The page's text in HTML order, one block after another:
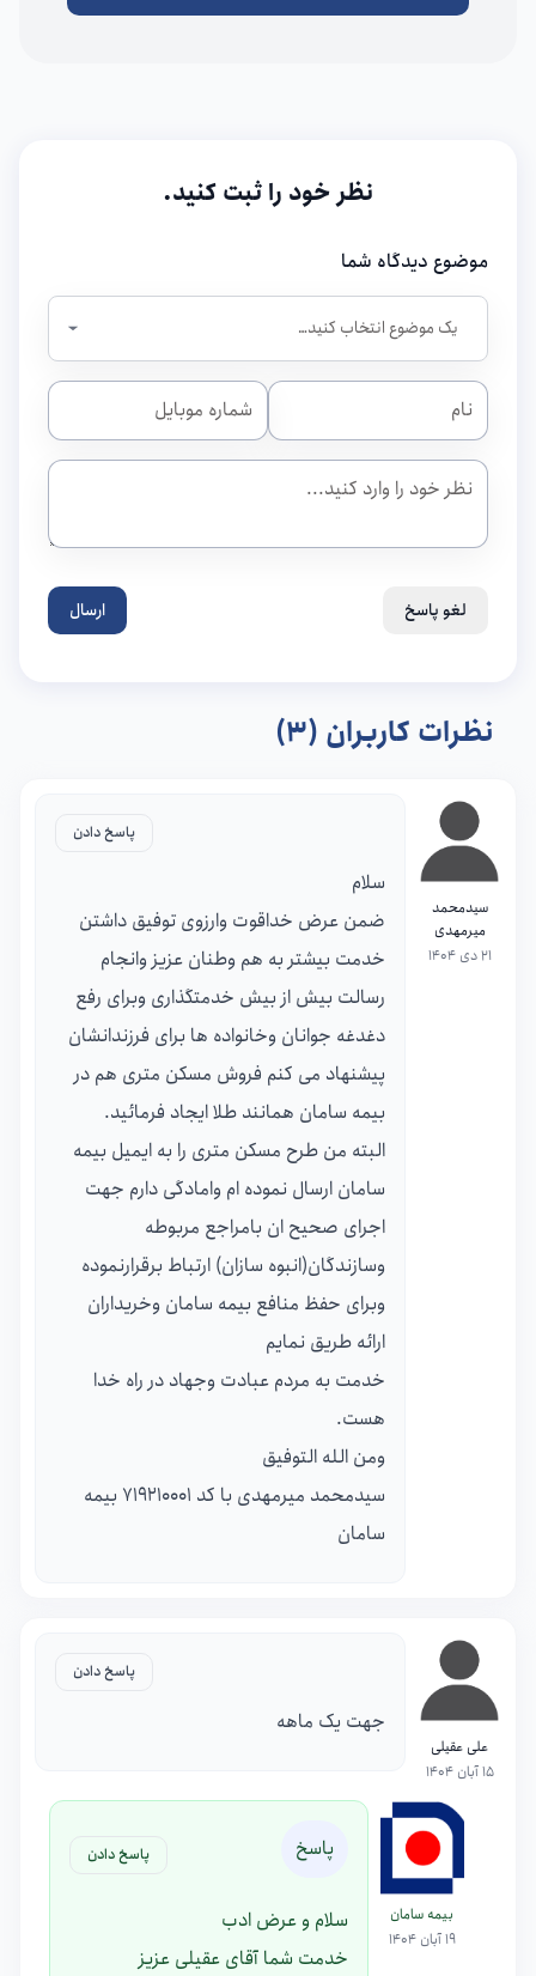
نظر خود را ثبت کنید.
موضوع دیدگاه شما
لغو پاسخ ارسال
نظرات کاربران (3)
سیدمحمد
میرمهدی
21 دی 1404
پاسخ دادن
سلام
ضمن عرض خداقوت وارزوی توفیق داشتن
خدمت بیشتر به هم وطنان عزیز وانجام
رسالت بیش از بیش خدمتگذاری وبرای رفع
دغدغه جوانان وخانواده ها برای فرزندانشان
پیشنهاد می کنم فروش مسکن متری هم در
بیمه سامان همانند طلا ایجاد فرمائید.
البته من طرح مسکن متری را به ایمیل بیمه
سامان ارسال نموده ام وامادگی دارم جهت
اجرای صحیح ان بامراجع مربوطه
وسازندگان(انبوه سازان) ارتباط برقرارنموده
وبرای حفظ منافع بیمه سامان وخریداران
ارائه طریق نمایم
خدمت به مردم عبادت وجهاد در راه خدا
هست.
ومن الله التوفیق
سیدمحمد میرمهدی با کد 719210001 بیمه
سامان
علی عقیلی
15 آبان 1404
پاسخ دادن
جهت یک ماهه
بیمه سامان
19 آبان 1404
پاسخ پاسخ دادن
سلام و عرض ادب
خدمت شما آقای عقیلی عزیز